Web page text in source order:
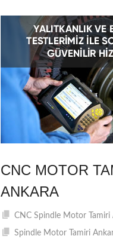
CNC MOTOR
ANKARA
CNC Spindle Motor Tamiri
Spindle Motor Tamiri